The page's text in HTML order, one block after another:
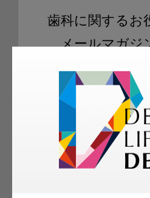
歯科に関するお
メールマガジ
ご登録いただいた職
科衛生士、歯科技工
容のメールマガジン